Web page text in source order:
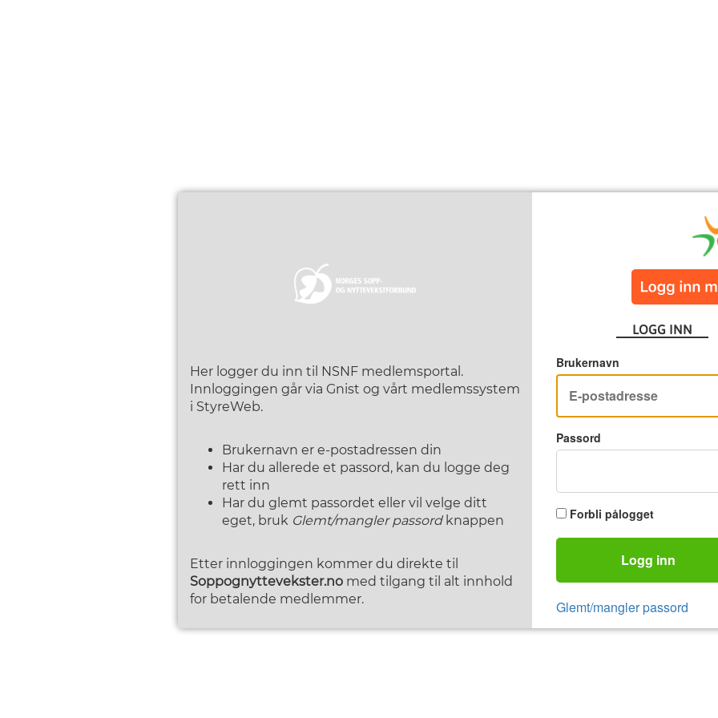
Her logger du inn til NSNF medlemsportal.
Innloggingen går via Gnist og vårt medlemssystem
i StyreWeb.
Brukernavn er e-postadressen din
Har du allerede et passord, kan du logge deg
rett inn
Har du glemt passordet eller vil velge ditt
eget, bruk Glemt/mangler passordknappen
Etter innloggingen kommer du direkte til
Soppognyttevekster.no med tilgang til alt innhold
for betalende medlemmer.
LOGG INN
Brukernavn
Passord
Forbli pålogget
Logg inn
Glemt/mangler passord